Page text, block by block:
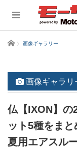
ホーム 画像ギャラリー
画像ギャラリ
仏【IXON】の
ット5種をま
夏用エアスル